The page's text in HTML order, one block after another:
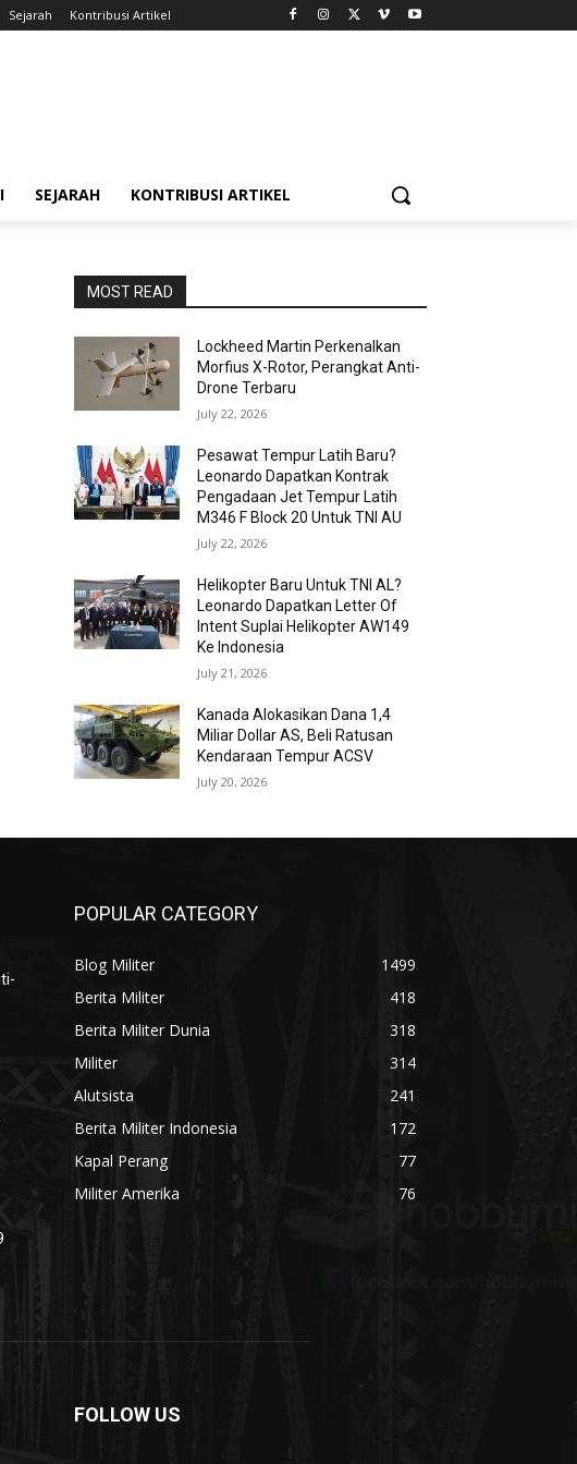
Sejarah Kontribusi Artikel
SEJARAH KONTRIBUSI ARTIKEL
MOST READ
Lockheed Martin Perkenalkan
Morfius X-Rotor, Perangkat Anti-
Drone Terbaru
July 22, 2026
Pesawat Tempur Latih Baru?
Leonardo Dapatkan Kontrak
Pengadaan Jet Tempur Latih
M346 F Block 20 Untuk TNI AU
July 22, 2026
Helikopter Baru Untuk TNI AL?
Leonardo Dapatkan Letter Of
Intent Suplai Helikopter AW149
Ke Indonesia
July 21, 2026
Kanada Alokasikan Dana 1,4
Miliar Dollar AS, Beli Ratusan
Kendaraan Tempur ACSV
July 20, 2026
POPULAR CATEGORY
Blog Militer
1499
Berita Militer
418
Berita Militer Dunia
318
Militer
314
Alutsista
241
Berita Militer Indonesia
172
Kapal Perang
77
Militer Amerika
76
FOLLOW US